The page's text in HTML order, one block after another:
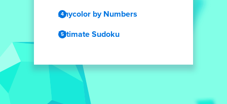
Anycolor by Numbers
Ultimate Sudoku